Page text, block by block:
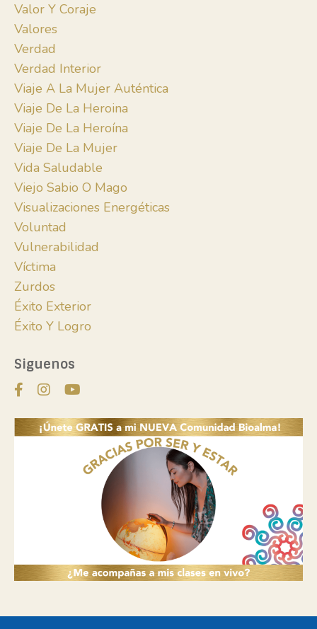
Valor Y Coraje
Valores
Verdad
Verdad Interior
Viaje A La Mujer Auténtica
Viaje De La Heroina
Viaje De La Heroína
Viaje De La Mujer
Vida Saludable
Viejo Sabio O Mago
Visualizaciones Energéticas
Voluntad
Vulnerabilidad
Víctima
Zurdos
Éxito Exterior
Éxito Y Logro
Siguenos